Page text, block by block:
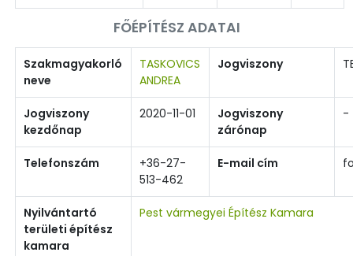
FŐÉPÍTÉSZ ADATAI
Szakmagyakorló
neve
TASKOVICS
ANDREA
Jogviszony
Jogviszony
kezdőnap
2020-11-01
Jogviszony
zárónap
-
Telefonszám
+36-27-
513-462
E-mail cím
Nyilvántartó
területi építész
kamara
Pest vármegyei Építész Kamara